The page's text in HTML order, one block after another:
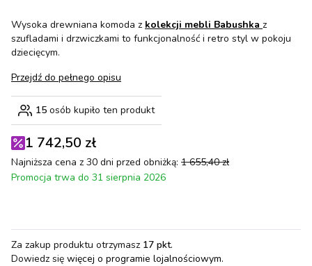
Wysoka drewniana komoda z kolekcji mebli Babushka z
szufladami i drzwiczkami to funkcjonalność i retro styl w pokoju
dziecięcym.
Przejdź do pełnego opisu
15 osób kupiło ten produkt
1 742,50 zł
Najniższa cena z 30 dni przed obniżką: 1 655,40 zł
Promocja trwa do 31 sierpnia 2026
Za zakup produktu otrzymasz 17 pkt.
Dowiedz się więcej o programie lojalnościowym.